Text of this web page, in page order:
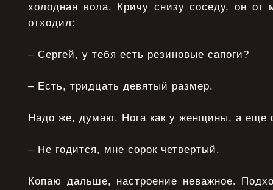
холодная вола. Кричу снизу соседу, он от
отходил:
– Сергей, у тебя есть резиновые сапоги?
– Есть, тридцать девятый размер.
Надо же, думаю. Нога как у женщины, а еще
– Не годится, мне сорок четвертый.
Копаю дальше, настроение неважное.